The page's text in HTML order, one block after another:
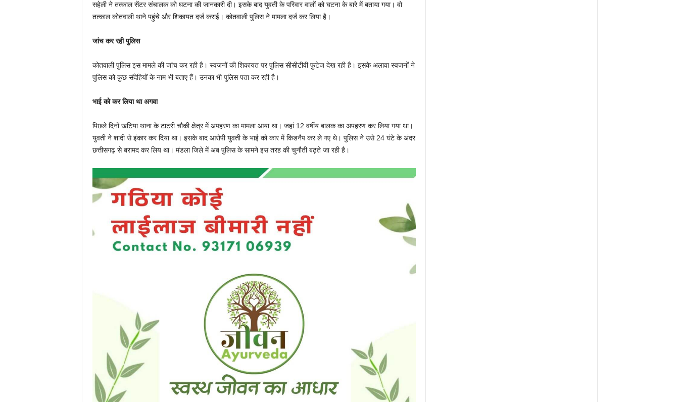
सहेली ने तत्काल सेंटर संचालक को घटना की जानकारी दी। इसके बाद युवती के परिवार वालों को घटना के बारे में बताया गया। वो
तत्काल कोतवाली थाने पहुंचे और शिकायत दर्ज कराई। कोतवाली पुलिस ने मामला दर्ज कर लिया है।
जांच कर रही पुलिस
कोतवाली पुलिस इस मामले की जांच कर रही है। स्वजनों की शिकायत पर पुलिस सीसीटीवी फुटेज देख रही है। इसके अलावा स्वजनों ने
पुलिस को कुछ संदेहियों के नाम भी बताए हैं। उनका भी पुलिस पता कर रही है।
भाई को कर लिया था अगवा
पिछले दिनों खटिया थाना के टाटरी चौकी क्षेत्र में अपहरण का मामला आया था। जहां 12 वर्षीय बालक का अपहरण कर लिया गया था।
युवती ने शादी से इंकार कर दिया था। इसके बाद आरोपी युवती के भाई को कार में किडनैप कर ले गए थे। पुलिस ने उसे 24 घंटे के अंदर
छत्तीसगढ़ से बरामद कर लिय था। मंडला जिले में अब पुलिस के सामने इस तरह की चुनौती बढ़ते जा रही है।